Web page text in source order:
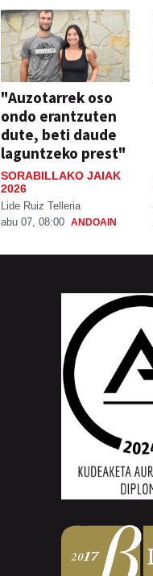
"Auzotarrek oso
ondo erantzuten
dute, beti daude
laguntzeko prest"
SORABILLAKO JAIAK
2026
Lide Ruiz Telleria
abu 07, 08:00 ANDOAIN